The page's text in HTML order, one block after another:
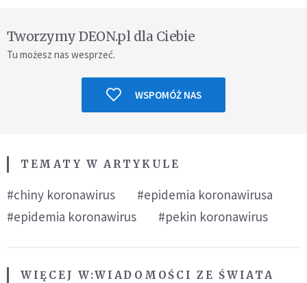
Tworzymy DEON.pl dla Ciebie
Tu możesz nas wesprzeć.
WSPOMÓŻ NAS
TEMATY W ARTYKULE
#chiny koronawirus
#epidemia koronawirusa
#epidemia koronawirus
#pekin koronawirus
WIĘCEJ W:WIADOMOŚCI ZE ŚWIATA